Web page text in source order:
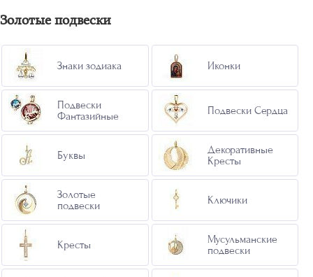
Золотые подвески
Знаки зодиака Иконки
Подвески
Фантазийные
Подвески Сердца
Буквы
Декоративные
Кресты
Золотые
подвески
Ключики
Кресты
Мусульманские
подвески